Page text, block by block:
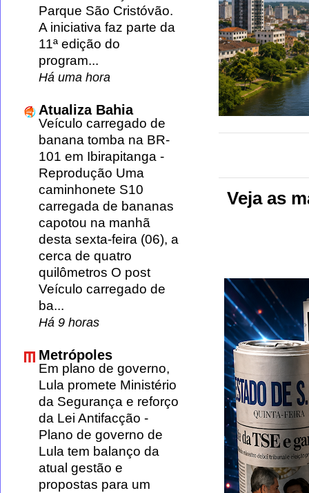
Veja as
Parque São Cristóvão.
A iniciativa faz parte da
11ª edição do
program...
Há uma hora
Atualiza Bahia
Veículo carregado de
banana tomba na BR-
101 em Ibirapitanga -
Reprodução Uma
caminhonete S10
carregada de bananas
capotou na manhã
desta sexta-feira (06), a
cerca de quatro
quilômetros O post
Veículo carregado de
ba...
Há 9 horas
Metrópoles
Em plano de governo,
Lula promete Ministério
da Segurança e reforço
da Lei Antifacção -
Plano de governo de
Lula tem balanço da
atual gestão e
propostas para um